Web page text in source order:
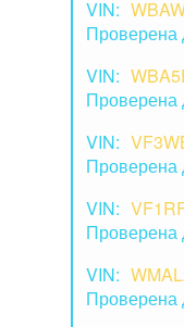
VIN:
Проверена
VIN:
Проверена
VIN:
Проверена
VIN:
Проверена
VIN:
Проверена